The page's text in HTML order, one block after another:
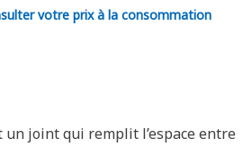
votre prix à la consommation